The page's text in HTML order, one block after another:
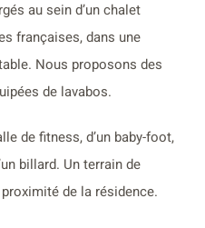
au sein d’un chalet
françaises, dans une
Nous proposons des
de lavabos.
de fitness, d’un baby-foot,
billard. Un terrain de
de la résidence.